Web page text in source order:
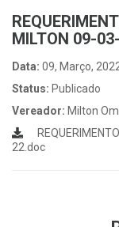
MILTON 09-
Data: 09, Março,
Status: Publicado
Vereador: Milton
22.doc